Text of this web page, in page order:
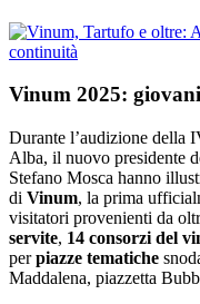
Vinum 2025:
Durante l’audizione della
Alba, il nuovo presidente
Stefano Mosca hanno
di Vinum, la prima
visitatori provenienti da
servite, 14 consorzi del
perpiazze tematiche
Maddalena, piazzetta